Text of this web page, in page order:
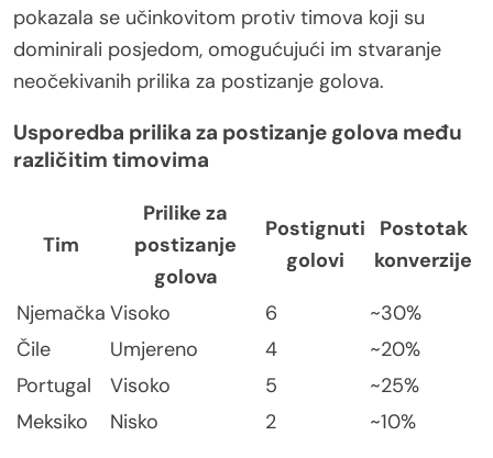
pokazala se učinkovitom protiv timova koji su
dominirali posjedom, omogućujući im stvaranje
neočekivanih prilika za postizanje golova.
Usporedba prilika za postizanje golova među
različitim timovima
Tim
Prilike za
postizanje
golova
Postignuti
golovi
Postotak
konverzije
Njemačka Visoko 6
~30%
Čile
Umjereno 4
~20%
Portugal
Visoko 5
~25%
Meksiko
Nisko 2 ~10%